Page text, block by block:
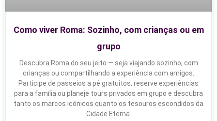
Como viver Roma: Sozinho, com crianças ou em
grupo
Descubra Roma do seu jeito — seja viajando sozinho, com
crianças ou compartilhando a experiência com amigos.
Participe de passeios a pé gratuitos, reserve experiências
para a família ou planeje tours privados em grupo e descubra
tanto os marcos icônicos quanto os tesouros escondidos da
Cidade Eterna.